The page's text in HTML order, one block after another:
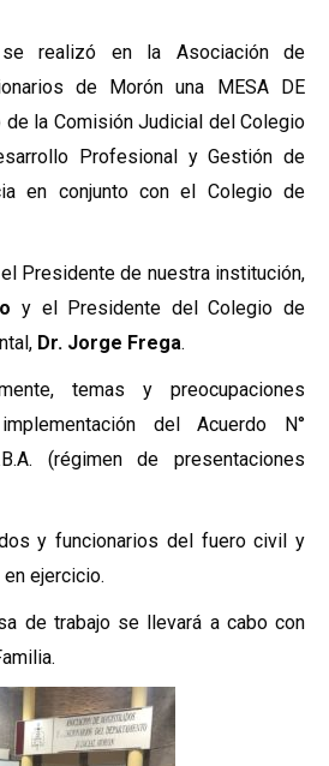
realizó en la Asociación de
de Morón una MESA DE
de la Comisión Judicial del Colegio
Profesional y Gestión de
en conjunto con el Colegio de
Presidente de nuestra institución,
y el Presidente del Colegio de
Dr. Jorge Frega.
temas y preocupaciones
del Acuerdo N°
(régimen de presentaciones
y funcionarios del fuero civil y
ejercicio.
de trabajo se llevará a cabo con